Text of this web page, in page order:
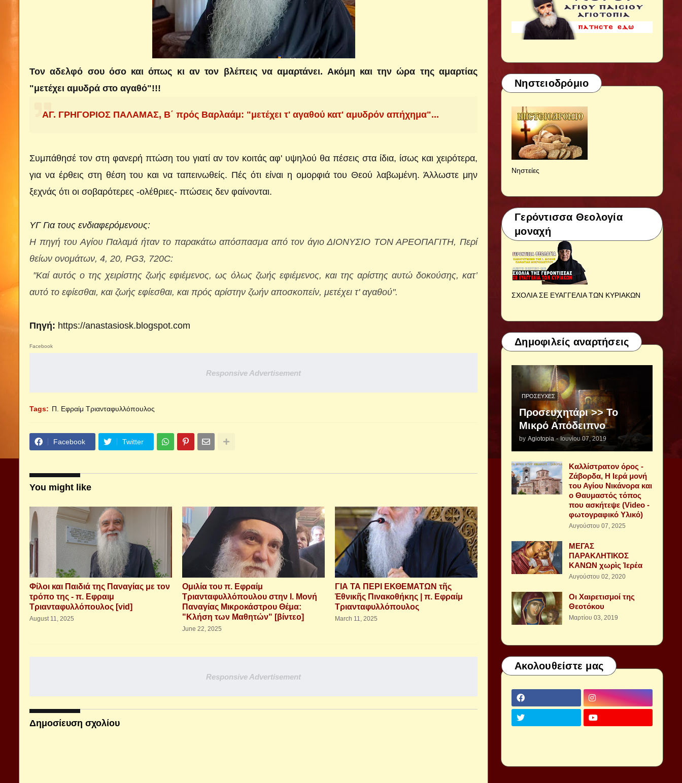
Τον αδελφό σου όσο και όπως κι αν τον βλέπεις να αμαρτάνει. Ακόμη και την ώρα της αμαρτίας
"μετέχει αμυδρά στο αγαθό"!!!
ΑΓ. ΓΡΗΓΟΡΙΟΣ ΠΑΛΑΜΑΣ, Β΄ πρός Βαρλαάμ: "μετέχει τ' αγαθού κατ' αμυδρόν απήχημα"...
Συμπάθησέ τον στη φανερή πτώση του γιατί αν τον κοιτάς αφ' υψηλού θα πέσεις στα ίδια, ίσως και χειρότερα,
για να έρθεις στη θέση του και να ταπεινωθείς. Πές ότι είναι η ομορφιά του Θεού λαβωμένη. Άλλωστε μην
ξεχνάς ότι οι σοβαρότερες -ολέθριες- πτώσεις δεν φαίνονται.
ΥΓ Για τους ενδιαφερόμενους:
Η πηγή του Αγίου Παλαμά ήταν το παρακάτω απόσπασμα από τον άγιο ΔΙΟΝΥΣΙΟ ΤΟΝ ΑΡΕΟΠΑΓΙΤΗ, Περί
θείων ονομάτων, 4, 20, PG3, 720C:
"Καί αυτός ο της χειρίστης ζωής εφιέμενος, ως όλως ζωής εφιέμενος, και της αρίστης αυτώ δοκούσης, κατ’
αυτό το εφίεσθαι, και ζωής εφίεσθαι, και πρός αρίστην ζωήν αποσκοπείν, μετέχει τ' αγαθού".
Πηγή: https://anastasiosk.blogspot.com
Facebook
Responsive Advertisement
Tags: Π. Εφραίμ Τριανταφυλλόπουλος
Facebook Twitter
You might like
Φίλοι και Παιδιά της Παναγίας με τον
τρόπο της - π. Εφραιμ
Τριανταφυλλόπουλος [vid]
August 11, 2025
Ομιλία του π. Εφραίμ
Τριανταφυλλόπουλου στην Ι. Μονή
Παναγίας Μικροκάστρου Θέμα:
"Κλήση των Μαθητών" [βίντεο]
June 22, 2025
ΓΙΑ ΤΑ ΠΕΡΙ ΕΚΘΕΜΑΤΩΝ τῆς
Ἐθνικῆς Πινακοθήκης | π. Εφραίμ
Τριανταφυλλόπουλος
March 11, 2025
Responsive Advertisement
Δημοσίευση σχολίου
Νηστειοδρόμιο
Νηστείες
Γερόντισσα Θεολογία
μοναχή
ΣΧΟΛΙΑ ΣΕ ΕΥΑΓΓΕΛΙΑ ΤΩΝ ΚΥΡΙΑΚΩΝ
Δημοφιλείς αναρτήσεις
ΠΡΟΣΕΥΧΈΣ
Προσευχητάρι >> Το
Μικρό Απόδειπνο
by Agiotopia - Ιουνίου 07, 2019
Καλλίστρατον όρος -
Ζάβορδα, Η Ιερά μονή
του Αγίου Νικάνορα και
ο Θαυμαστός τόπος
που ασκήτεψε (Video -
φωτογραφικό Υλικό)
Αυγούστου 07, 2025
ΜΕΓΑΣ
ΠΑΡΑΚΛΗΤΙΚΟΣ
ΚΑΝΩΝ χωρὶς Ἱερέα
Αυγούστου 02, 2020
Οι Χαιρετισμοί της
Θεοτόκου
Μαρτίου 03, 2019
Ακολουθείστε μας